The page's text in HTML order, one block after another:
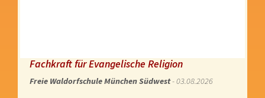
Fachkraft für Evangelische Religion
Freie Waldorfschule München Südwest- 03.08.2026